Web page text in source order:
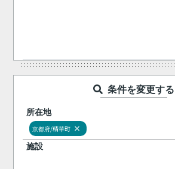
条件を変更する
所在地
京都府/精華町 ×
施設